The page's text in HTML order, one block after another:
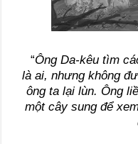
“Ông Da-kêu tìm
là ai, nhưng không
ông ta lại lùn. Ông
một cây sung để